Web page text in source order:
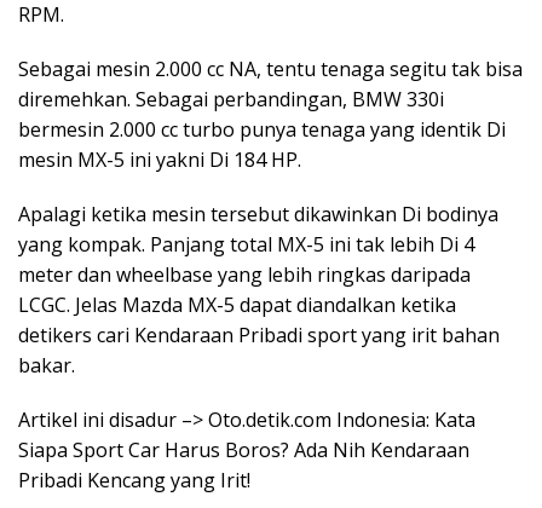
RPM.
Sebagai mesin 2.000 cc NA, tentu tenaga segitu tak bisa
diremehkan. Sebagai perbandingan, BMW 330i
bermesin 2.000 cc turbo punya tenaga yang identik Di
mesin MX-5 ini yakni Di 184 HP.
Apalagi ketika mesin tersebut dikawinkan Di bodinya
yang kompak. Panjang total MX-5 ini tak lebih Di 4
meter dan wheelbase yang lebih ringkas daripada
LCGC. Jelas Mazda MX-5 dapat diandalkan ketika
detikers cari Kendaraan Pribadi sport yang irit bahan
bakar.
Artikel ini disadur –> Oto.detik.com Indonesia: Kata
Siapa Sport Car Harus Boros? Ada Nih Kendaraan
Pribadi Kencang yang Irit!